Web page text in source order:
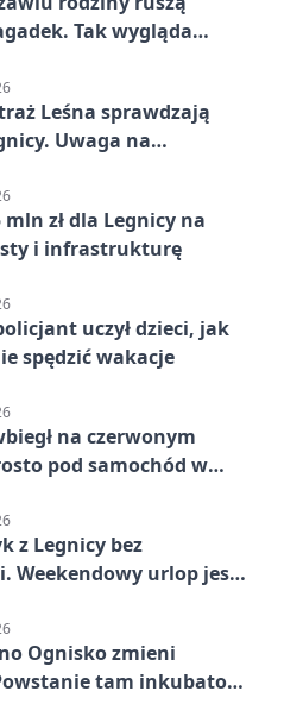
Tak wygląda
Leśna sprawdzają
Uwaga na
mln zł dla Legnicy na
i infrastrukturę
uczył dzieci, jak
spędzić wakacje
na czerwonym
pod samochód w
z Legnicy bez
Weekendowy urlop jest
Ognisko zmieni
tam inkubator